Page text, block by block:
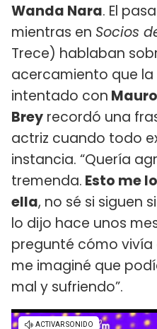
Wanda Nara. El
mientras en Socios
Trece) hablaban
acercamiento que
intentado con
Brey recordó una
actriz cuando todo
instancia. “Quería
tremenda. Esto me
ella, no sé si siguen
lo dijo hace unos
pregunté cómo vivía
me imaginé que
mal y sufriendo”.